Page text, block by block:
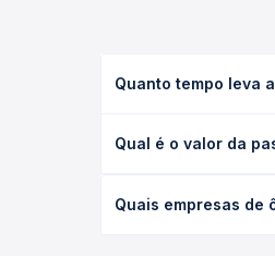
Quanto tempo leva
executivo ou leito) e
Qual é o valor da
poltrona e a
Quais empresas de